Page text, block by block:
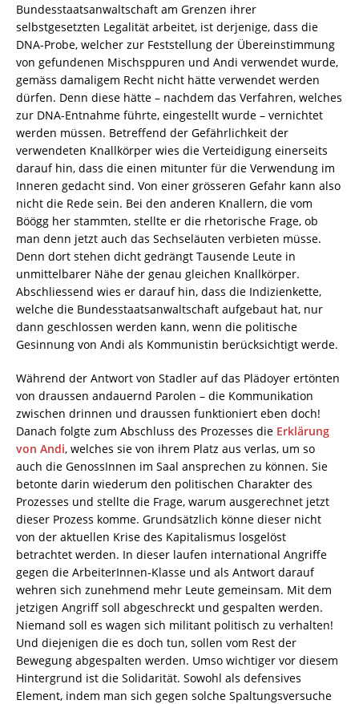
Bundesstaatsanwaltschaft am Grenzen ihrer
selbstgesetzten Legalität arbeitet, ist derjenige, dass die
DNA-Probe, welcher zur Feststellung der Übereinstimmung
von gefundenen Mischsppuren und Andi verwendet wurde,
gemäss damaligem Recht nicht hätte verwendet werden
dürfen. Denn diese hätte – nachdem das Verfahren, welches
zur DNA-Entnahme führte, eingestellt wurde – vernichtet
werden müssen. Betreffend der Gefährlichkeit der
verwendeten Knallkörper wies die Verteidigung einerseits
darauf hin, dass die einen mitunter für die Verwendung im
Inneren gedacht sind. Von einer grösseren Gefahr kann also
nicht die Rede sein. Bei den anderen Knallern, die vom
Böögg her stammten, stellte er die rhetorische Frage, ob
man denn jetzt auch das Sechseläuten verbieten müsse.
Denn dort stehen dicht gedrängt Tausende Leute in
unmittelbarer Nähe der genau gleichen Knallkörper.
Abschliessend wies er darauf hin, dass die Indizienkette,
welche die Bundesstaatsanwaltschaft aufgebaut hat, nur
dann geschlossen werden kann, wenn die politische
Gesinnung von Andi als Kommunistin berücksichtigt werde.
Während der Antwort von Stadler auf das Plädoyer ertönten
von draussen andauernd Parolen – die Kommunikation
zwischen drinnen und draussen funktioniert eben doch!
Danach folgte zum Abschluss des Prozesses die Erklärung
von Andi, welches sie von ihrem Platz aus verlas, um so
auch die GenossInnen im Saal ansprechen zu können. Sie
betonte darin wiederum den politischen Charakter des
Prozesses und stellte die Frage, warum ausgerechnet jetzt
dieser Prozess komme. Grundsätzlich könne dieser nicht
von der aktuellen Krise des Kapitalismus losgelöst
betrachtet werden. In dieser laufen international Angriffe
gegen die ArbeiterInnen-Klasse und als Antwort darauf
wehren sich zunehmend mehr Leute gemeinsam. Mit dem
jetzigen Angriff soll abgeschreckt und gespalten werden.
Niemand soll es wagen sich militant politisch zu verhalten!
Und diejenigen die es doch tun, sollen vom Rest der
Bewegung abgespalten werden. Umso wichtiger vor diesem
Hintergrund ist die Solidarität. Sowohl als defensives
Element, indem man sich gegen solche Spaltungsversuche